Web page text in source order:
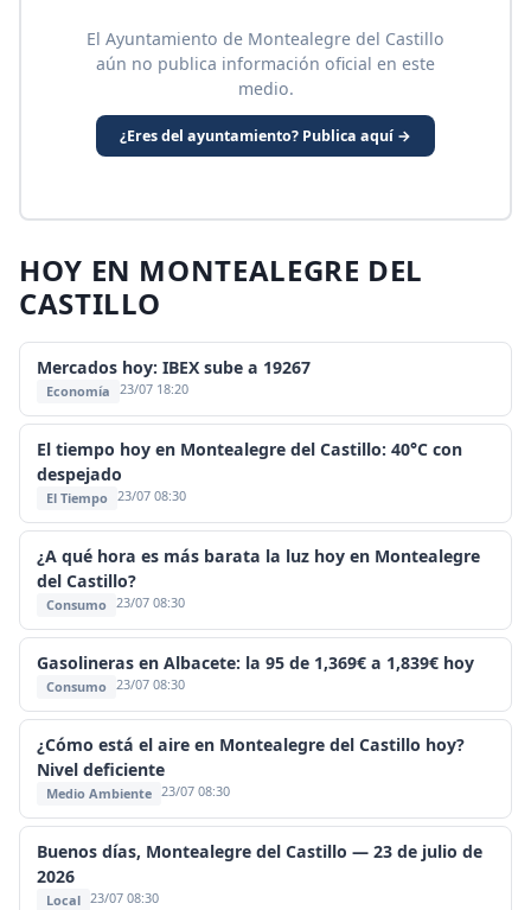
El Ayuntamiento de Montealegre del Castillo
aún no publica información oficial en este
medio.
¿Eres del ayuntamiento? Publica aquí →
HOY EN MONTEALEGRE DEL
CASTILLO
Mercados hoy: IBEX sube a 19267
Economía 23/07 18:20
El tiempo hoy en Montealegre del Castillo: 40°C con
despejado
El Tiempo 23/07 08:30
¿A qué hora es más barata la luz hoy en Montealegre
del Castillo?
Consumo 23/07 08:30
Gasolineras en Albacete: la 95 de 1,369€ a 1,839€ hoy
Consumo 23/07 08:30
¿Cómo está el aire en Montealegre del Castillo hoy?
Nivel deficiente
Medio Ambiente 23/07 08:30
Buenos días, Montealegre del Castillo — 23 de julio de
2026
Local 23/07 08:30